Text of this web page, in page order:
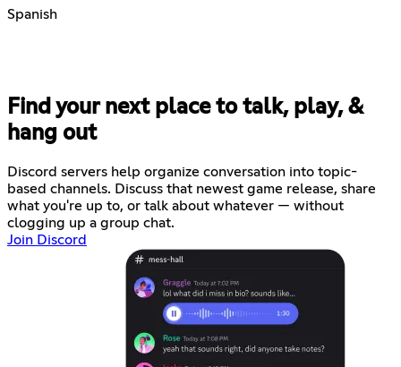
Spanish
Find your next place to talk, play, &
hang out
Discord servers help organize conversation into topic-
based channels. Discuss that newest game release, share
what you're up to, or talk about whatever — without
clogging up a group chat.
Join Discord